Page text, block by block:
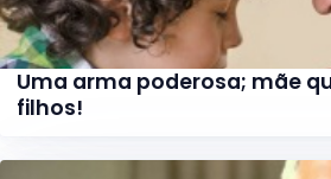
Uma arma poderosa; mãe
filhos!